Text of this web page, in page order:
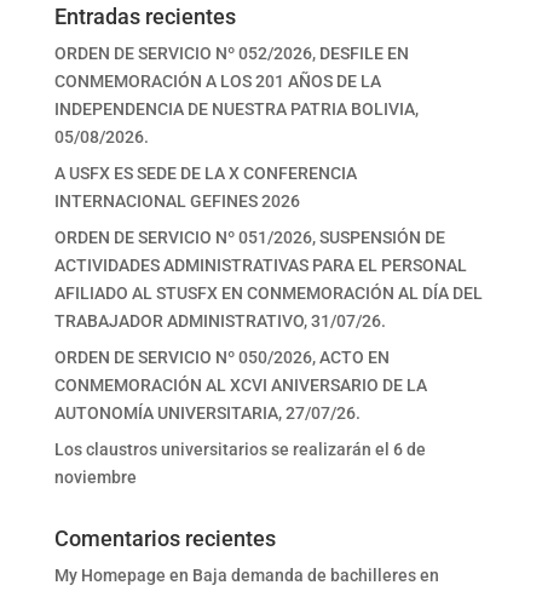
Entradas recientes
ORDEN DE SERVICIO Nº 052/2026, DESFILE EN
CONMEMORACIÓN A LOS 201 AÑOS DE LA
INDEPENDENCIA DE NUESTRA PATRIA BOLIVIA,
05/08/2026.
A USFX ES SEDE DE LA X CONFERENCIA
INTERNACIONAL GEFINES 2026
ORDEN DE SERVICIO Nº 051/2026, SUSPENSIÓN DE
ACTIVIDADES ADMINISTRATIVAS PARA EL PERSONAL
AFILIADO AL STUSFX EN CONMEMORACIÓN AL DÍA DEL
TRABAJADOR ADMINISTRATIVO, 31/07/26.
ORDEN DE SERVICIO Nº 050/2026, ACTO EN
CONMEMORACIÓN AL XCVI ANIVERSARIO DE LA
AUTONOMÍA UNIVERSITARIA, 27/07/26.
Los claustros universitarios se realizarán el 6 de
noviembre
Comentarios recientes
My Homepage en Baja demanda de bachilleres en